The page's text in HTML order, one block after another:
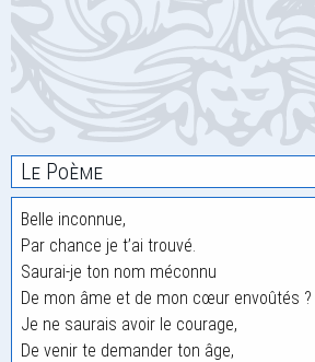
Le Poème
Belle inconnue,
Par chance je t’ai trouvé.
Saurai-je ton nom méconnu
De mon âme et de mon cœur envoûtés ?
Je ne saurais avoir le courage,
De venir te demander ton âge,